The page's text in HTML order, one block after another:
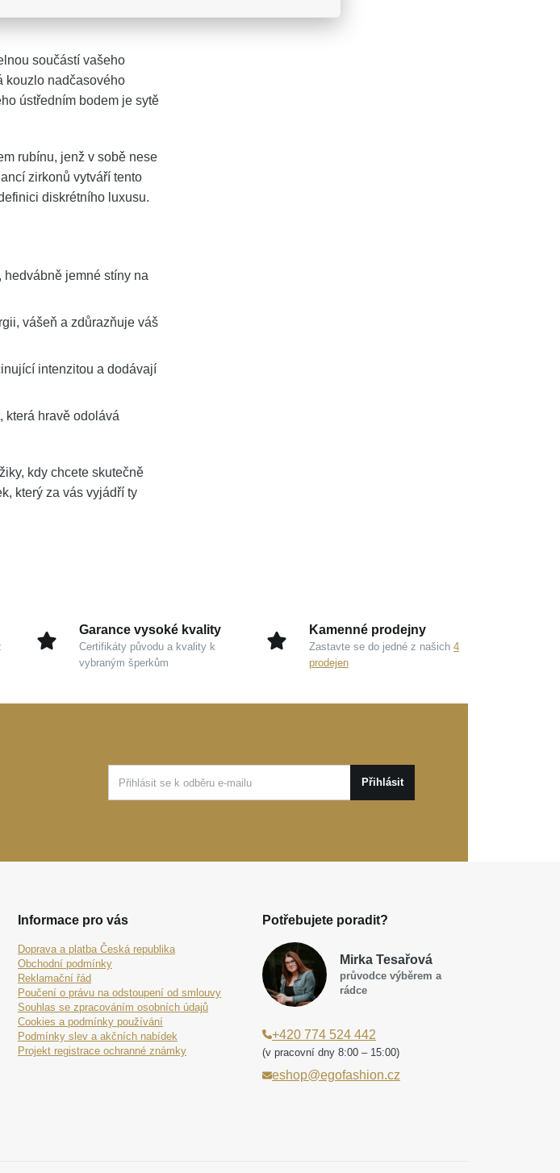
součástí vašeho
kouzlo nadčasového
ústředním bodem je sytě
rubínu, jenž v sobě nese
zirkonů vytváří tento
diskrétního luxusu.
jemné stíny na
vášeň a zdůrazňuje váš
intenzitou a dodávají
která hravě odolává
kdy chcete skutečně
který za vás vyjádří ty
Garance vysoké kvality
Certifikáty původu a kvality k
vybraným šperkům
Kamenné prodejny
Zastavte se do jedné z našich 4
prodejen
Přihlásit
Informace pro vás
Doprava a platba Česká republika
Obchodní podmínky
Reklamační řád
Poučení o právu na odstoupení od smlouvy
Souhlas se zpracováním osobních údajů
Cookies a podmínky používání
Podmínky slev a akčních nabídek
Projekt registrace ochranné známky
Potřebujete poradit?
Mirka Tesařová
průvodce výběrem a
rádce
+420 774 524 442
(v pracovní dny 8:00 – 15:00)
eshop@egofashion.cz